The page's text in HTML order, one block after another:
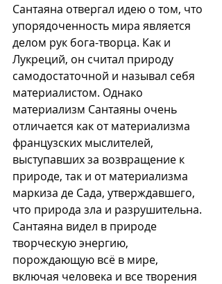
Сантаяна отвергал идею о том, что
упорядоченность мира является
делом рук бога-творца. Как и
Лукреций, он считал природу
самодостаточной и называл себя
материалистом. Однако
материализм Сантаяны очень
отличается как от материализма
французских мыслителей,
выступавших за возвращение к
природе, так и от материализма
маркиза де Сада, утверждавшего,
что природа зла и разрушительна.
Сантаяна видел в природе
творческую энергию,
порождающую всё в мире,
включая человека и все творения